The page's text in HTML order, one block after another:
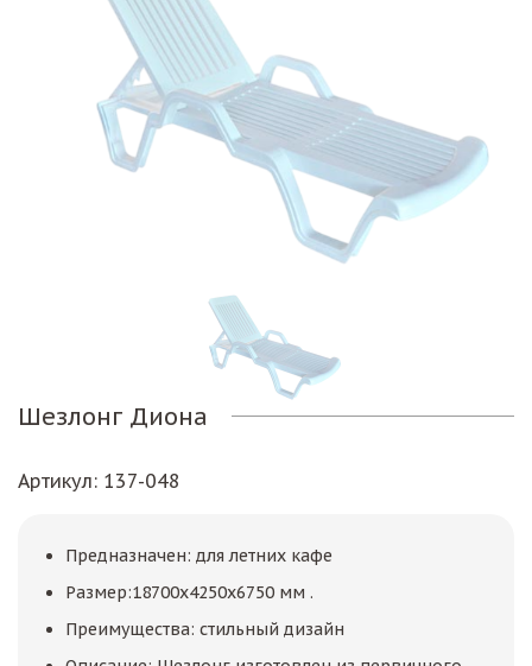
Шезлонг Диона
Артикул: 137-048
Предназначен: для летних кафе
Размер:18700х4250х6750 мм .
Преимущества: стильный дизайн